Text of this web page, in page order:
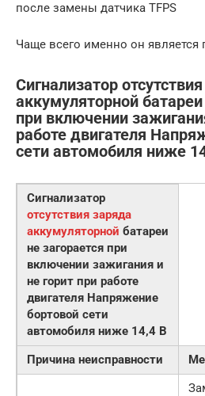
после замены датчика TFPS
Чаще всего именно он является
Сигнализатор
аккумуляторной батареи
при включении
работе двигателя
сети автомобиля ниже
Сигнализатор
отсутствия заряда
аккумуляторной батареи
не загорается при
включении зажигания и
не горит при работе
двигателя Напряжение
бортовой сети
автомобиля ниже 14,4 В
Причина неисправности